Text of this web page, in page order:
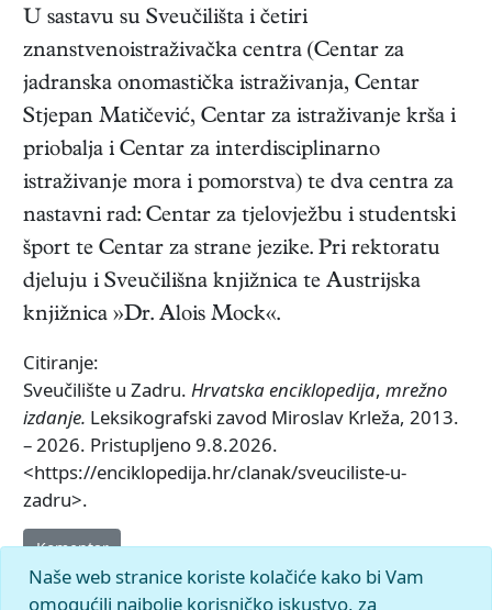
U sastavu su Sveučilišta i četiri
znanstvenoistraživačka centra (Centar za
jadranska onomastička istraživanja, Centar
Stjepan Matičević, Centar za istraživanje krša i
priobalja i Centar za interdisciplinarno
istraživanje mora i pomorstva) te dva centra za
nastavni rad: Centar za tjelovježbu i studentski
šport te Centar za strane jezike. Pri rektoratu
djeluju i Sveučilišna knjižnica te Austrijska
knjižnica »Dr. Alois Mock«.
Citiranje:
Sveučilište u Zadru. Hrvatska enciklopedija, mrežno
izdanje. Leksikografski zavod Miroslav Krleža, 2013.
– 2026. Pristupljeno 9.8.2026.
<https://enciklopedija.hr/clanak/sveuciliste-u-
zadru>.
Komentar
Naše web stranice koriste kolačiće kako bi Vam
omogućili najbolje korisničko iskustvo, za